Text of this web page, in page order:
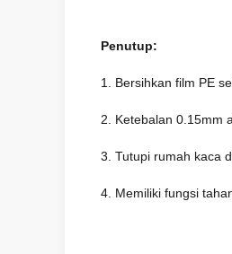
Penutup:
1. Bersihkan film PE
2. Ketebalan 0.15mm
3. Tutupi rumah kaca
4. Memiliki fungsi